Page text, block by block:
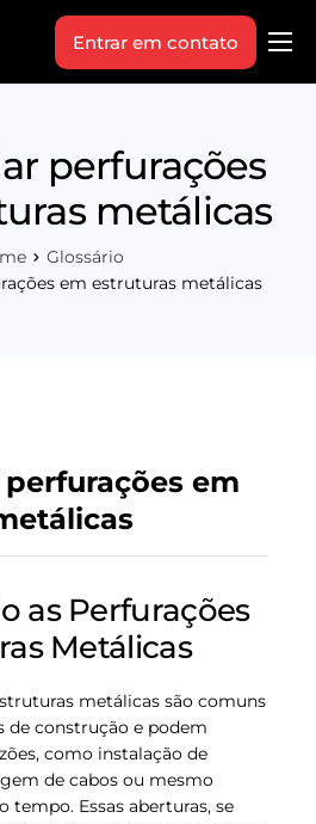
Entrar em contato
perfurações
metálicas
Glossário
em estruturas metálicas
em
as Perfurações
Metálicas
metálicas são comuns
de construção e podem
como instalação de
de cabos ou mesmo
tempo. Essas aberturas, se